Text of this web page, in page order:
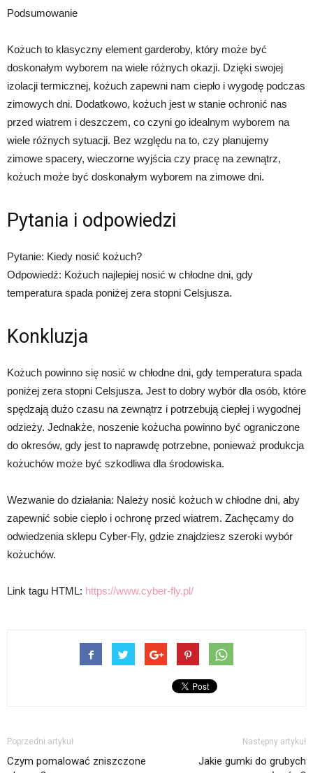
Podsumowanie
Kożuch to klasyczny element garderoby, który może być
doskonałym wyborem na wiele różnych okazji. Dzięki swojej
izolacji termicznej, kożuch zapewni nam ciepło i wygodę podczas
zimowych dni. Dodatkowo, kożuch jest w stanie ochronić nas
przed wiatrem i deszczem, co czyni go idealnym wyborem na
wiele różnych sytuacji. Bez względu na to, czy planujemy
zimowe spacery, wieczorne wyjścia czy pracę na zewnątrz,
kożuch może być doskonałym wyborem na zimowe dni.
Pytania i odpowiedzi
Pytanie: Kiedy nosić kożuch?
Odpowiedź: Kożuch najlepiej nosić w chłodne dni, gdy
temperatura spada poniżej zera stopni Celsjusza.
Konkluzja
Kożuch powinno się nosić w chłodne dni, gdy temperatura spada
poniżej zera stopni Celsjusza. Jest to dobry wybór dla osób, które
spędzają dużo czasu na zewnątrz i potrzebują ciepłej i wygodnej
odzieży. Jednakże, noszenie kożucha powinno być ograniczone
do okresów, gdy jest to naprawdę potrzebne, ponieważ produkcja
kożuchów może być szkodliwa dla środowiska.
Wezwanie do działania: Należy nosić kożuch w chłodne dni, aby
zapewnić sobie ciepło i ochronę przed wiatrem. Zachęcamy do
odwiedzenia sklepu Cyber-Fly, gdzie znajdziesz szeroki wybór
kożuchów.
Link tagu HTML: https://www.cyber-fly.pl/
Poprzedni artykuł
Czym pomalować zniszczone
Następny artykuł
Jakie gumki do grubych